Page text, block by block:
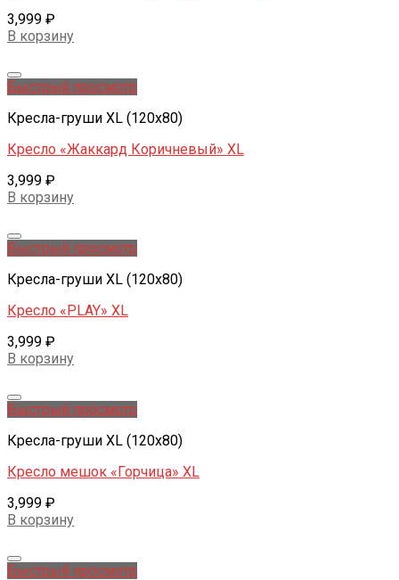
3,999 ₽
В корзину
Быстрый просмотр
Кресла-груши XL (120x80)
Кресло «Жаккард Коричневый» XL
3,999 ₽
В корзину
Быстрый просмотр
Кресла-груши XL (120x80)
Кресло «PLAY» XL
3,999 ₽
В корзину
Быстрый просмотр
Кресла-груши XL (120x80)
Кресло мешок «Горчица» XL
3,999 ₽
В корзину
Быстрый просмотр